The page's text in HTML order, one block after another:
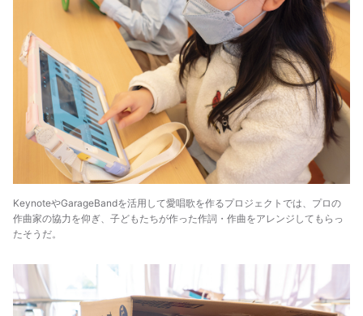
KeynoteやGarageBandを活用して愛唱歌を作るプロジェクトでは、プロの
作曲家の協力を仰ぎ、子どもたちが作った作詞・作曲をアレンジしてもらっ
たそうだ。